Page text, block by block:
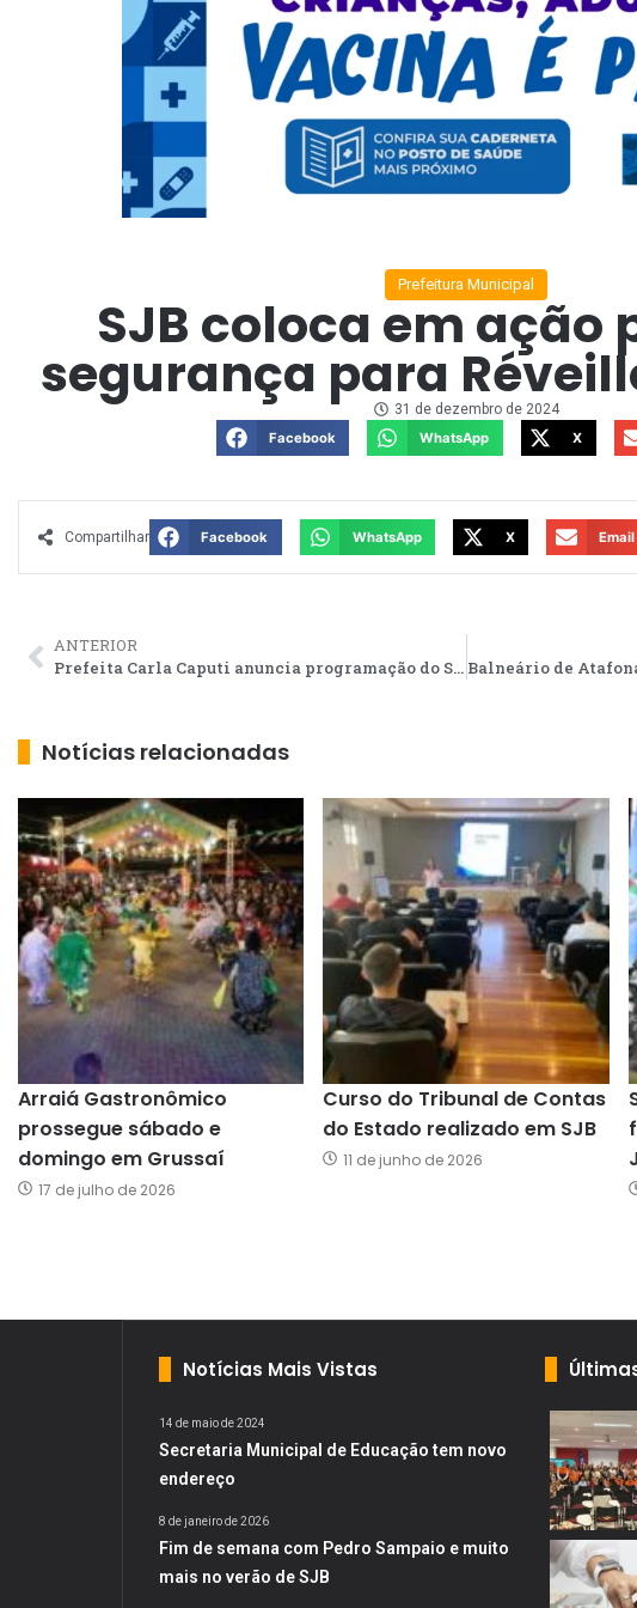
Prefeitura Municipal
SJB coloca em ação
segurança para
31 de dezembro de 2024
Facebook
WhatsApp X
Compartilhar Facebook WhatsApp X Email
ANTERIOR
Prefeita Carla Caputi anuncia programação do Show da Virada e do verão 2025
Notícias relacionadas
Arraiá Gastronômico
prossegue sábado e
domingo em Grussaí
17 de julho de 2026
Curso do Tribunal de Contas
do Estado realizado em SJB
11 de junho de 2026
Notícias Mais Vistas
14 de maio de 2024
Secretaria Municipal de Educação tem novo
endereço
8 de janeiro de 2026
Fim de semana com Pedro Sampaio e muito
mais no verão de SJB